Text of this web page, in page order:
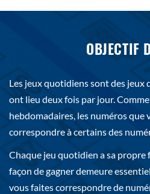
OBJECTIF
Les jeux quotidiens sont des jeux
ont lieu deux fois par jour.
hebdomadaires, les numéros que
correspondre à certains des
Chaque jeu quotidien a sa propre
façon de gagner demeure
vous faites correspondre de